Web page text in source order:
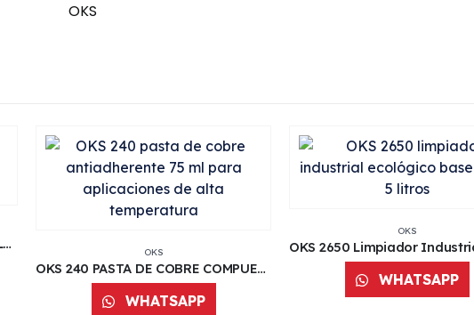
OKS
OKS 1110 GRASA DE SILICONA MULTIUSOS INCOLORA NLGI-3 | 500 G | 929030396
OKS
OKS 240 PASTA DE COBRE COMPUESTO ANTIADHERENTE | 75 ML
WHATSAPP
OKS
WHATSAPP